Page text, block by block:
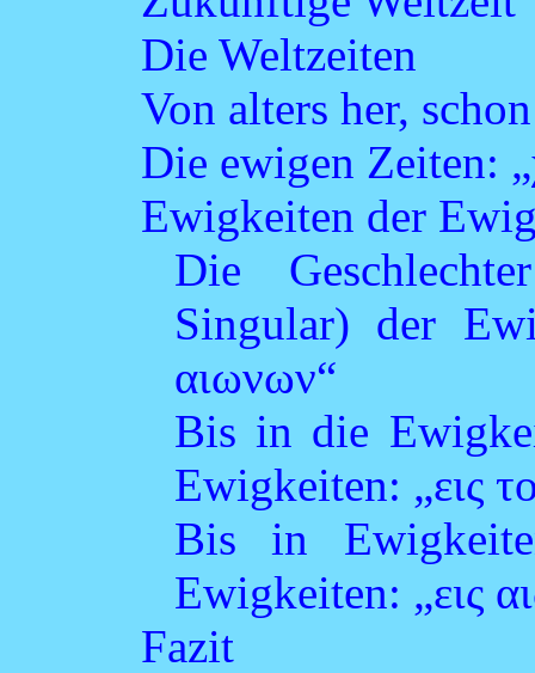
Die Weltzeiten
Von alters her,
Die ewigen Zeiten:
Ewigkeiten der
Die
Singular) der
αιωνων“
Bis in die
Ewigkeiten: „εις
Bis in
Ewigkeiten: „εις
Fazit